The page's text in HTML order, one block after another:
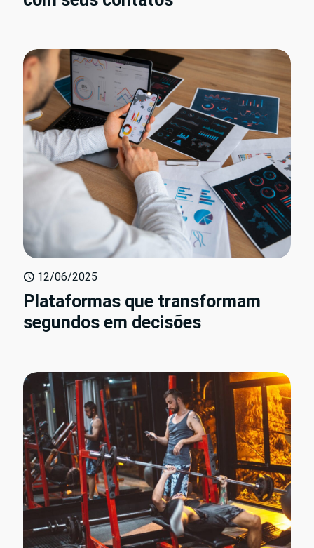
12/06/2025
Plataformas que transformam
segundos em decisões